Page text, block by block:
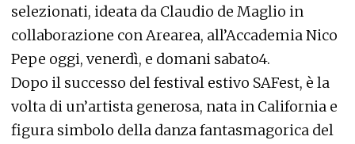
selezionati, ideata da Claudio de Maglio in
collaborazione con Arearea, all’Accademia Nico
Pepe oggi, venerdì, e domani sabato4.
Dopo il successo del festival estivo SAFest, è la
volta di un’artista generosa, nata in California e
figura simbolo della danza fantasmagorica del